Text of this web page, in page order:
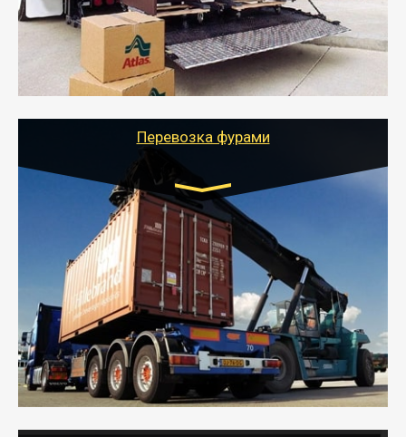
отдельном авто или догрузом (по меньшей
стоимости).
- Тайгер Логистик подберет автотранспорт, быстро и
качественно организует переезд к новому месту
службы или работы с гарантией сохранности груза и
оформлением документов, подтверждающих
Перевозка фурами
Транспорт:
Еврофура Тент от 5 до 10 тонн
грузоподъемность
от 10 000 руб. Возможен догруз
- Доставка фурой до 20 т возможна для больших
объемов грузов, упакованных в коробки, мешки,
паллеты и россыпью в самые отдаленные места
России с гарантией полной сохранности.
- Тайгер Логистик предоставляет услуги по
грузоперевозкам для физических и юридических лиц